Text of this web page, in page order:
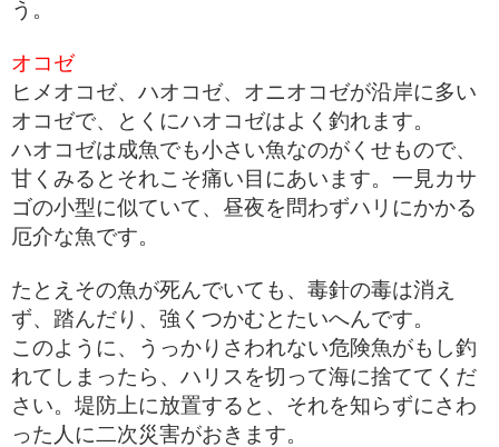
う。
オコゼ
ヒメオコゼ、ハオコゼ、オニオコゼが沿岸に多い
オコゼで、とくにハオコゼはよく釣れます。
ハオコゼは成魚でも小さい魚なのがくせもので、
甘くみるとそれこそ痛い目にあいます。一見カサ
ゴの小型に似ていて、昼夜を問わずハリにかかる
厄介な魚です。
たとえその魚が死んでいても、毒針の毒は消え
ず、踏んだり、強くつかむとたいへんです。
このように、うっかりさわれない危険魚がもし釣
れてしまったら、ハリスを切って海に捨ててくだ
さい。堤防上に放置すると、それを知らずにさわ
った人に二次災害がおきます。